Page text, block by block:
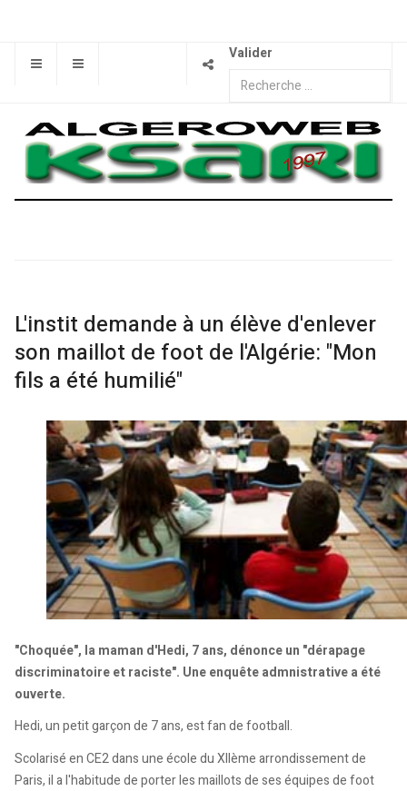
Valider
L'instit demande à un élève d'enlever
son maillot de foot de l'Algérie: "Mon
fils a été humilié"
"Choquée", la maman d'Hedi, 7 ans, dénonce un "dérapage
discriminatoire et raciste". Une enquête admnistrative a été
ouverte.
Hedi, un petit garçon de 7 ans, est fan de football.
Scolarisé en CE2 dans une école du XIIème arrondissement de
Paris, il a l'habitude de porter les maillots de ses équipes de foot